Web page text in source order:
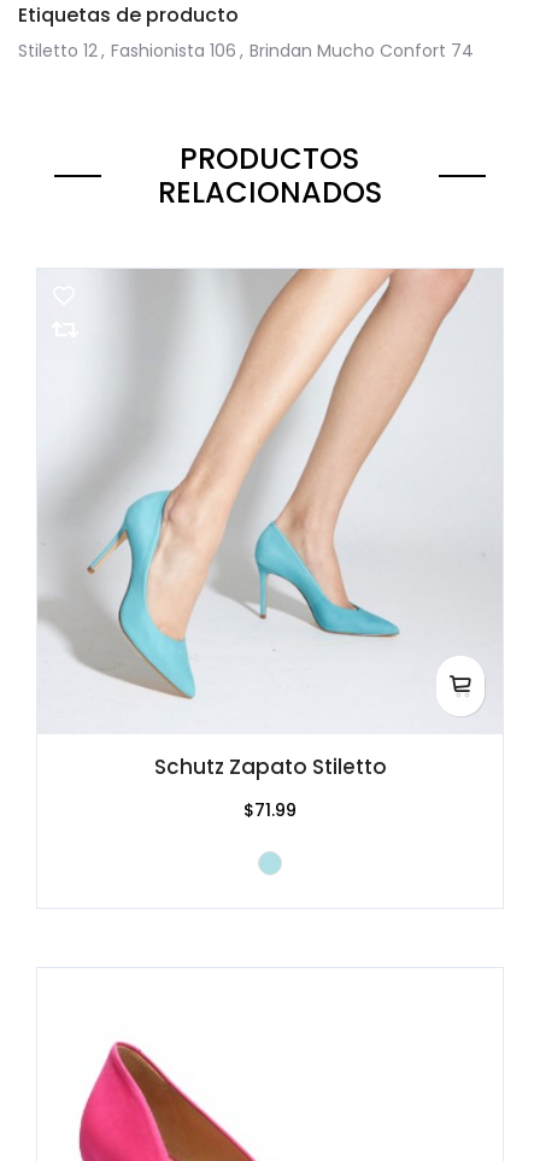
Etiquetas de producto
Stiletto 12, Fashionista 106 , Brindan Mucho Confort 74
PRODUCTOS
RELACIONADOS
Schutz Zapato Stiletto
$71.99